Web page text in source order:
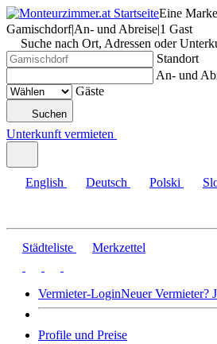
Eine
Gamischdorf|An- und Abreise|1 Gast
Suche nach Ort, Adressen oder
Standort
An- und
Gäste
Suchen
Unterkunft vermieten
English Deutsch Polski
Städteliste Merkzettel
Vermieter-LoginNeuer Vermieter?
Profile und Preise